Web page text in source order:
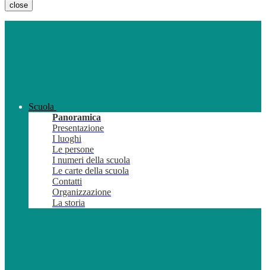
close
Scuola
Panoramica
Presentazione
I luoghi
Le persone
I numeri della scuola
Le carte della scuola
Contatti
Organizzazione
La storia